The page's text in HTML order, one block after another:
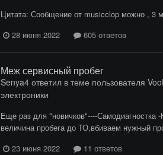
Цитата: Сообщение от musicclop можно , 3
28 июня 2022
605 ответов
Меж сервисный пробег
Senya4ответил в теме пользователя
электроники
Еще раз для "новичков"----Самодиагностка
величина пробега до ТО,вбиваем нужный
23 июня 2022
11 ответов